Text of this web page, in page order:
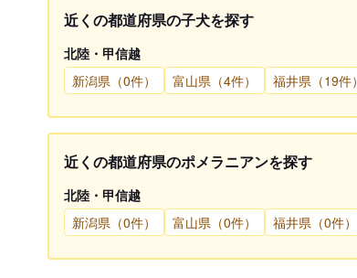
近くの都道府県の子犬を探す
北陸・甲信越
新潟県（0件）
富山県（4件） 福井県（19件）
近くの都道府県のポメラニアンを探す
北陸・甲信越
新潟県（0件）
富山県（0件） 福井県（0件）